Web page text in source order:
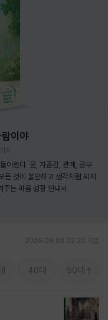
이야
지
아왔다. 꿈, 자존감, 관계, 공부
든 것이 불안하고 생각처럼 되지
는 마음 성장 안내서.
2026.08.06 22:20 기준
40대 50대